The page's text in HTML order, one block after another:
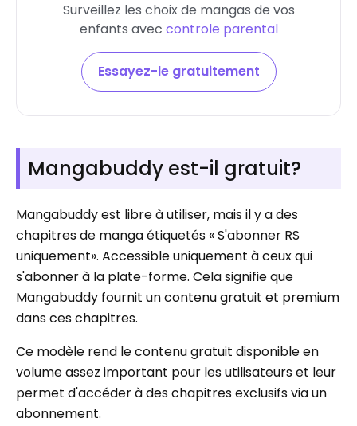
Surveillez les choix de mangas de vos
enfants avec controle parental
Essayez-le gratuitement
Mangabuddy est-il gratuit?
Mangabuddy est libre à utiliser, mais il y a des
chapitres de manga étiquetés « S'abonner RS ​​
uniquement». Accessible uniquement à ceux qui
s'abonner à la plate-forme. Cela signifie que
Mangabuddy fournit un contenu gratuit et premium
dans ces chapitres.
Ce modèle rend le contenu gratuit disponible en
volume assez important pour les utilisateurs et leur
permet d'accéder à des chapitres exclusifs via un
abonnement.